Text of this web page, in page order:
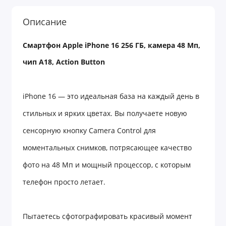
Описание
Смартфон Apple iPhone 16 256 ГБ, камера 48 Мп,
чип A18, Action Button
iPhone 16 — это идеальная база на каждый день в
стильных и ярких цветах. Вы получаете новую
сенсорную кнопку Camera Control для
моментальных снимков, потрясающее качество
фото на 48 Мп и мощный процессор, с которым
телефон просто летает.
Пытаетесь сфотографировать красивый момент